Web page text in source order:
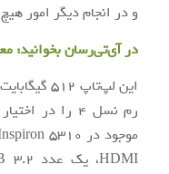
و در انجام دیگر امور
در آی‌تی‌رسان بخوانید:
رم نسل 4 را